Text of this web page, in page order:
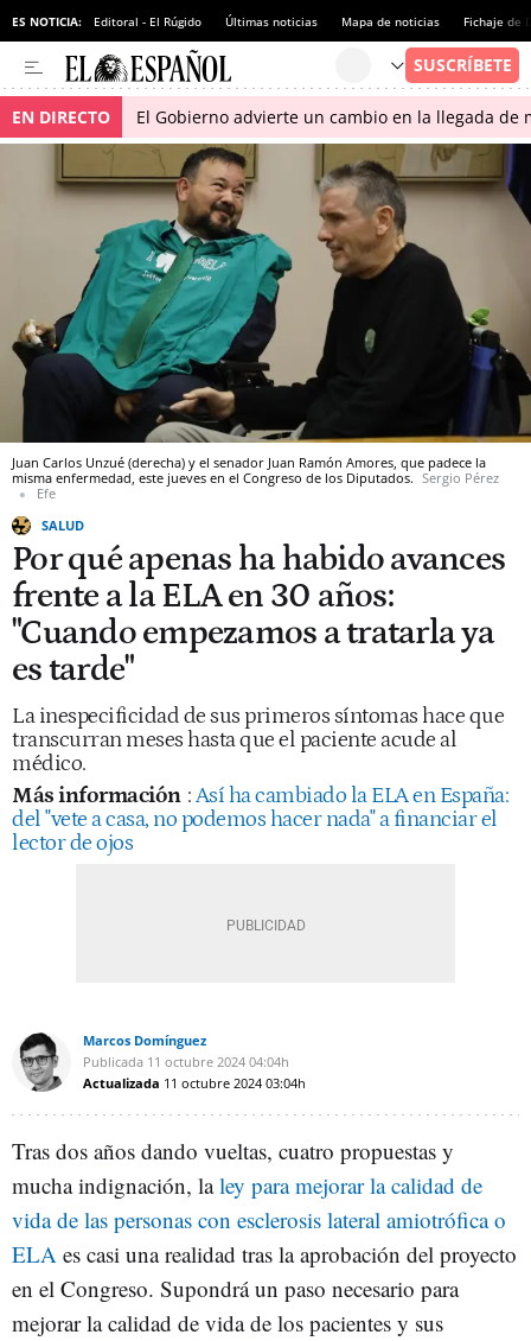
ES NOTICIA: Editoral - El Rúgido Últimas noticias Mapa de noticias Fichaje de
EN DIRECTO El Gobierno advierte un cambio en la llegada
Juan Carlos Unzué (derecha) y el senador Juan Ramón Amores, que padece la
misma enfermedad, este jueves en el Congreso de los Diputados. Sergio Pérez
Efe
SALUD
Por qué apenas ha habido avances
frente a la ELA en 30 años:
"Cuando empezamos a tratarla ya
es tarde"
La inespecificidad de sus primeros síntomas hace que
transcurran meses hasta que el paciente acude al
médico.
Más información :Así ha cambiado la ELA en España:
del "vete a casa, no podemos hacer nada" a financiar el
lector de ojos
Marcos Domínguez
Publicada 11 octubre 2024 04:04h
Actualizada 11 octubre 2024 03:04h
Tras dos años dando vueltas, cuatro propuestas y
mucha indignación, laley para mejorar la calidad de
vida de las personas con esclerosis lateral amiotrófica o
ELA es casi una realidad tras la aprobación del proyecto
en el Congreso. Supondrá un paso necesario para
mejorar la calidad de vida de los pacientes y sus